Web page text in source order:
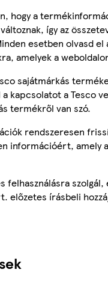
hogy a
így az
esetben olvasd
amelyek a
sajátmárkás
kapcsolatot a Tesco
termékről van szó.
rendszeresen
információért, amely
felhasználásra
előzetes írásbeli